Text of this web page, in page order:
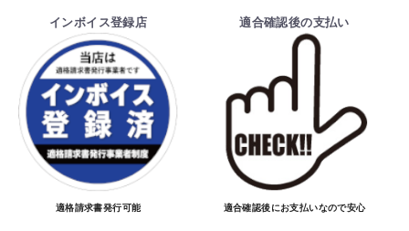
インボイス登録店
適格請求書発行可能
適合確認後の支払い
適合確認後にお支払いなので安心